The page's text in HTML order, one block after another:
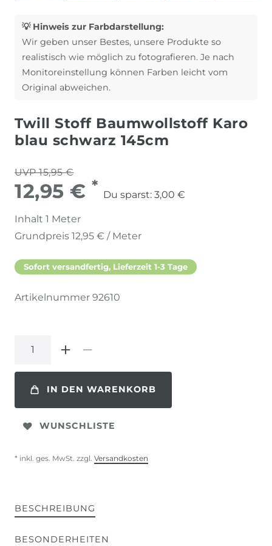
💡 Hinweis zur Farbdarstellung:
Wir geben unser Bestes, unsere Produkte so
realistisch wie möglich zu fotografieren. Je nach
Monitoreinstellung können Farben leicht vom
Original abweichen.
Twill Stoff Baumwollstoff Karo
blau schwarz 145cm
UVP 15,95 €
12,95 € *
Du sparst: 3,00 €
Inhalt 1 Meter
Grundpreis 12,95 € / Meter
Sofort versandfertig, Lieferzeit 1-3 Tage
Artikelnummer 92610
IN DEN WARENKORB
WUNSCHLISTE
* inkl. ges. MwSt. zzgl. Versandkosten
BESCHREIBUNG
BESONDERHEITEN